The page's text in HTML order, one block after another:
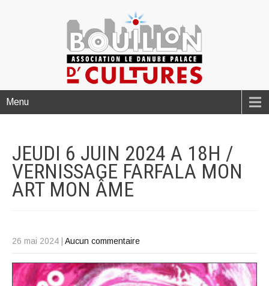
Menu
JEUDI 6 JUIN 2024 A 18H /
VERNISSAGE FARFALA MON
ART MON ÂME
26 mai 2024 Aucun commentaire